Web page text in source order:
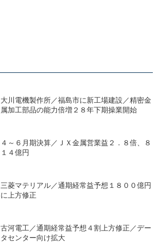
大川電機製作所／福島市に新工場建設／精密金
属加工部品の能力倍増２８年下期操業開始
４～６月期決算／ＪＸ金属営業益２．８倍、８
１４億円
三菱マテリアル／通期経常益予想１８００億円
に上方修正
古河電工／通期経常益予想４割上方修正／デー
タセンター向け拡大